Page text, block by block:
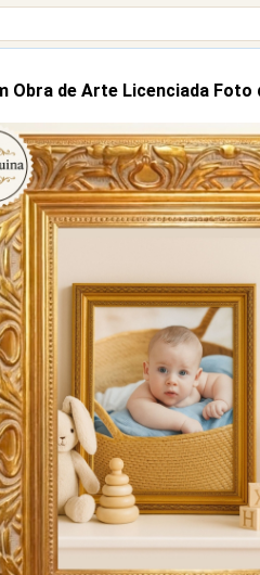
Obra de Arte Licenciada